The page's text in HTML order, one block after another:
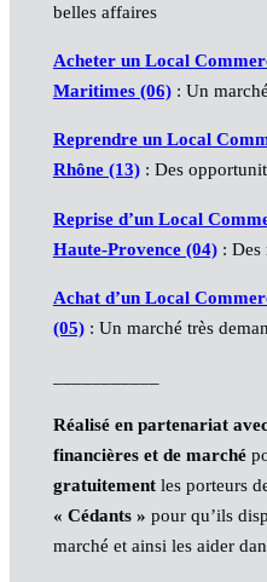
belles affaires
Acheter un Local
Maritimes (06): Un
Reprendre un Local
Rhône (13): Des
Reprise d’un Local
Haute-Provence (04): Des
Achat d’un Local
(05): Un marché très
Réalisé en partenariat
financières et de marché
gratuitement les porteurs
« Cédants » pour qu’ils
marché et ainsi les aider